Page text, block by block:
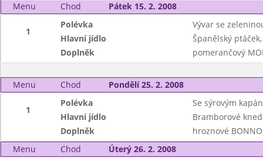
Menu
Chod Pátek 15. 2. 2008
1
Polévka
Vývar se
Hlavní jídlo
Španělský
Doplněk
pomerančový
Menu Chod Pondělí 25. 2. 2008
1
Polévka
Se sýrovým
Hlavní jídlo
Bramborové
Doplněk
hroznové BONNO
Menu
Chod Úterý 26. 2. 2008